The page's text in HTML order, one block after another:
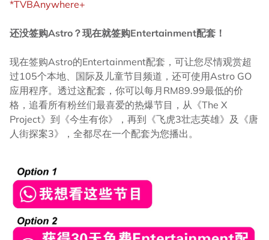
*TVBAnywhere+
还没签购Astro？现在就签购Entertainment配套！
现在签购Astro的Entertainment配套，可让您尽情观赏超
过105个本地、国际及儿童节目频道，还可使用Astro GO
应用程序。透过这配套，你可以每月RM89.99最低的价
格，追看所有粉丝们最喜爱的热爆节目，从《The X
Project》到《今生有你》，再到《飞虎3壮志英雄》及《唐
人街探案3》，全都尽在一个配套为您播出。